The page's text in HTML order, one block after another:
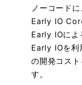
ノーコード
Early IO
Early IOによ
Early IOを利
の開発コス
す。